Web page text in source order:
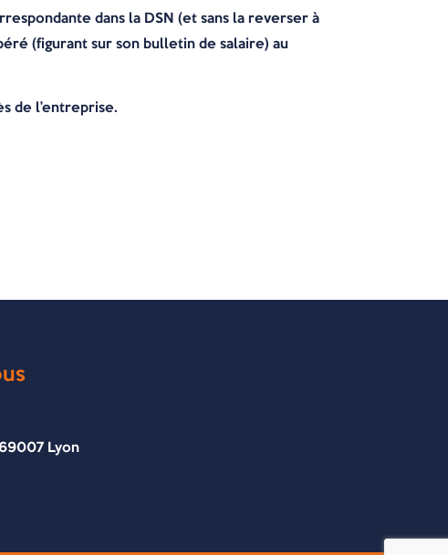
dans la DSN (et sans la reverser à
(figurant sur son bulletin de salaire) au
de l’entreprise.
Lyon